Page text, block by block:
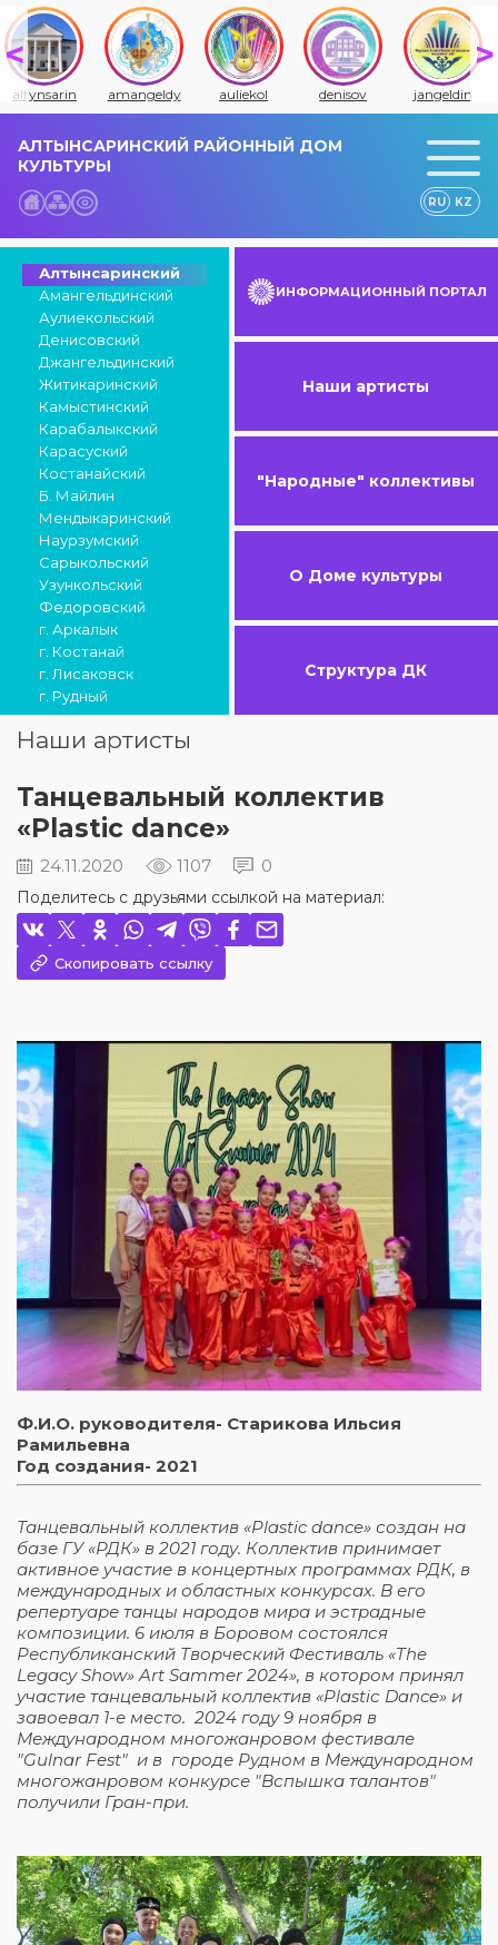
altynsarin amangeldy auliekol denisov jangeldin
АЛТЫНСАРИНСКИЙ РАЙОННЫЙ ДОМ
КУЛЬТУРЫ
RU KZ
Алтынсаринский
Амангельдинский
Аулиекольский
Денисовский
Джангельдинский
Житикаринский
Камыстинский
Карабалыкский
Карасуский
Костанайский
Б. Майлин
Мендыкаринский
Наурзумский
Сарыкольский
Узункольский
Федоровский
г. Аркалык
г. Костанай
г. Лисаковск
г. Рудный
ИНФОРМАЦИОННЫЙ ПОРТАЛ
Наши артисты
"Народные" коллективы
О Доме культуры
Структура ДК
Наши артисты
Танцевальный коллектив
«Plastic dance»
24.11.2020 1107 0
Поделитесь с друзьями ссылкой на материал:
Скопировать ссылку
Ф.И.О. руководителя- Старикова Ильсия
Рамильевна
Год создания- 2021
Танцевальный коллектив «Plastic dance» создан на
базе ГУ «РДК» в 2021 году. Коллектив принимает
активное участие в концертных программах РДК, в
международных и областных конкурсах. В его
репертуаре танцы народов мира и эстрадные
композиции. 6 июля в Боровом состоялся
Республиканский Творческий Фестиваль «The
Legacy Show» Art Sammer 2024», в котором принял
участие танцевальный коллектив «Plastiс Dance» и
завоевал 1-е место. 2024 году 9 ноября в
Международном многожанровом фестивале
"Gulnar Fest" и в городе Рудном в Международном
многожанровом конкурсе "Вспышка талантов"
получили Гран-при.